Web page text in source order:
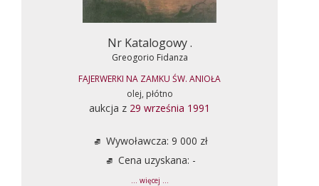
Nr Katalogowy .
Greogorio Fidanza
FAJERWERKI NA ZAMKU ŚW. ANIOŁA
olej, płótno
aukcja z 29 września 1991
Wywoławcza: 9 000 zł
Cena uzyskana: -
... więcej ...